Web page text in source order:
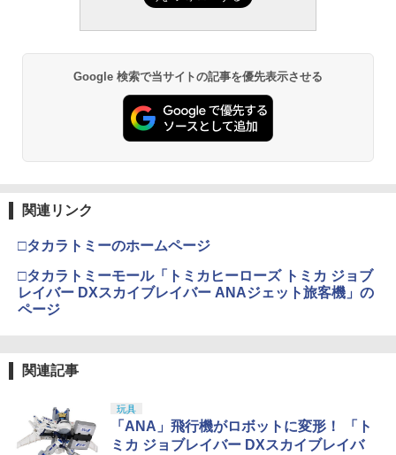
Google 検索で当サイトの記事を優先表示させる
関連リンク
□タカラトミーのホームページ
□タカラトミーモール「トミカヒーローズ トミカ ジョブ
レイバー DXスカイブレイバー ANAジェット旅客機」の
ページ
関連記事
玩具
「ANA」飛行機がロボットに変形！ 「ト
ミカ ジョブレイバー DXスカイブレイバ